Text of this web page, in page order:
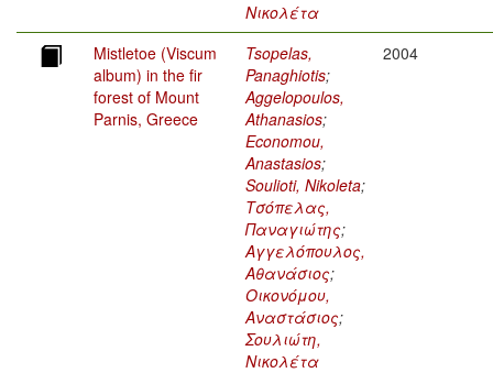
Νικολέτα
Mistletoe (Viscum
album) in the fir
forest of Mount
Parnis, Greece
Tsopelas,
Panaghiotis;
Aggelopoulos,
Athanasios;
Economou,
Anastasios;
Soulioti, Nikoleta;
Τσόπελας,
Παναγιώτης;
Αγγελόπουλος,
Αθανάσιος;
Οικονόμου,
Αναστάσιος;
Σουλιώτη,
Νικολέτα
2004